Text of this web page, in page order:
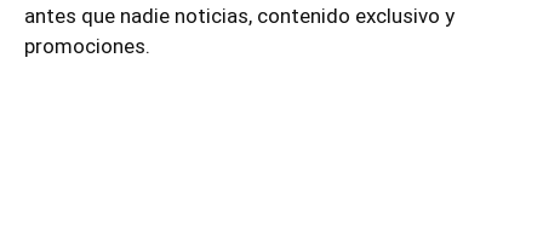
antes que nadie noticias, contenido exclusivo y
promociones.